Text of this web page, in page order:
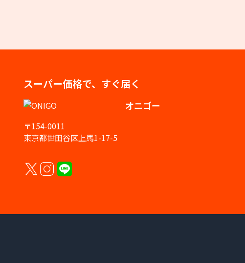
スーパー価格で、すぐ届く
オニゴー
〒154-0011
東京都世田谷区上馬1-17-5